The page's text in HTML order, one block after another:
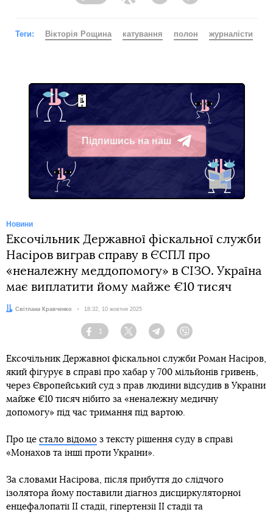
Теги: Вікторія Рощина катування полон журналісти
Підпишись на наш
Telegram
Новини
Ексочільник Державної фіскальної служби
Насіров виграв справу в ЄСПЛ про
«неналежну меддопомогу» в СІЗО. Україна
має виплатити йому майже €10 тисяч
Автор:
Світлана Кравченко Дата:
18:32, 10 жовтня 2025
Facebook
1
Twitter TelegramViber
Ексочільник Державної фіскальної служби Роман Насіров,
який фігурує в справі про хабар у 700 мільйонів гривень,
через Європейський суд з прав людини відсудив в України
майже €10 тисяч нібито за «неналежну медичну
допомогу» під час тримання під вартою.
Про це стало відомо з тексту рішення суду в справі
«Монахов та інші проти України».
За словами Насірова, після прибуття до слідчого
ізолятора йому поставили діагноз дисциркуляторної
енцефалопатії II стадії, гіпертензії II стадії та